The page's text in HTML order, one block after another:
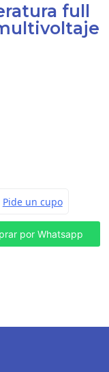
full
por Whatsapp